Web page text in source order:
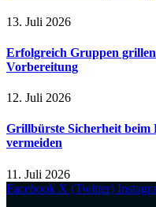
13. Juli 2026
Erfolgreich Gruppen grillen
Vorbereitung
12. Juli 2026
Grillbürste Sicherheit beim
vermeiden
11. Juli 2026
Facebook X (Twitter)